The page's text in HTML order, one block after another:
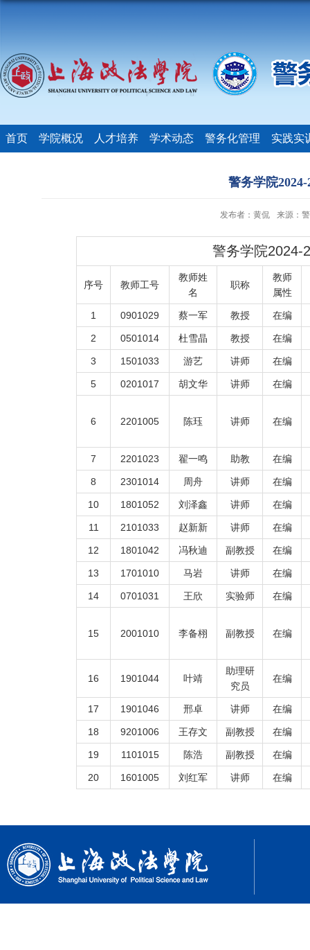
首页 学院概况 人才培养 学术动态 警务化管理 实践实
警务学院
发布者：黄侃 来源：
警务学院2024-
序号 教师工号
教师姓
名
职称
教师
属性
1 0901029 蔡一军 教授 在编
2 0501014 杜雪晶 教授 在编
3 1501033 游艺 讲师 在编
5 0201017 胡文华 讲师 在编
6 2201005 陈珏 讲师 在编
7 2201023 翟一鸣 助教 在编
8 2301014 周舟 讲师 在编
10 1801052 刘泽鑫 讲师 在编
11 2101033 赵新新 讲师 在编
12 1801042 冯秋迪 副教授 在编
13 1701010 马岩 讲师 在编
14 0701031 王欣 实验师 在编
15 2001010 李备栩 副教授 在编
16 1901044 叶靖
助理研
究员
在编
17 1901046 邢卓 讲师 在编
18 9201006 王存文 副教授 在编
19 1101015 陈浩 副教授 在编
20 1601005 刘红军 讲师 在编